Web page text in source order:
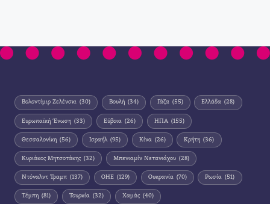
Βολοντίμιρ Ζελένσκι (30) Βουλή (34) Γάζα (55) Ελλάδα (28)
Ευρωπαϊκή Ένωση (33) Εύβοια (26) ΗΠΑ (155)
Θεσσαλονίκη (56) Ισραήλ (95) Κίνα (26) Κρήτη (36)
Κυριάκος Μητσοτάκης (32) Μπενιαμίν Νετανιάχου (28)
Ντόναλντ Τραμπ (137) ΟΗΕ (129) Ουκρανία (70) Ρωσία (51)
Τέμπη (81) Τουρκία (32) Χαμάς (40)